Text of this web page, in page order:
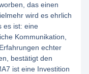
das einen
wird es ehrlich
es ist: eine
Kommunikation,
echter
bestätigt den
ist eine Investition